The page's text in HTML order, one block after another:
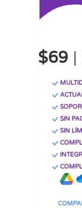
$69
SIN
SIN